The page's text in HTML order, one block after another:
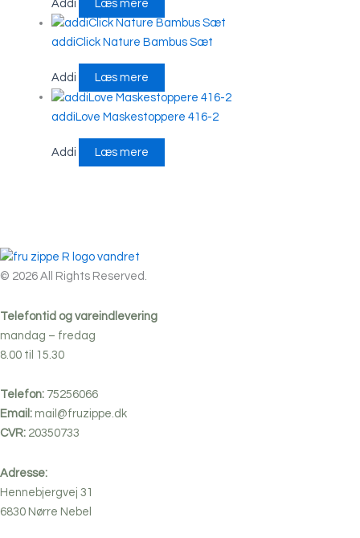
Addi Læs mere
addiClick Nature Bambus Sæt
Addi Læs mere
addiLove Maskestoppere 416-2
Addi Læs mere
© 2026 All Rights Reserved.
Telefontid og vareindlevering
mandag – fredag
8.00 til 15.30
Telefon: 75256066
Email: mail@fruzippe.dk
CVR: 20350733
Adresse:
Hennebjergvej 31
6830 Nørre Nebel